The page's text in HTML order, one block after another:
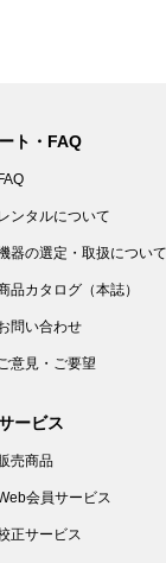
ト・FAQ
ンタルについて
器の選定・取扱について
品カタログ（本誌）
問い合わせ
意見・ご要望
ービス
売商品
会員サービス
正サービス